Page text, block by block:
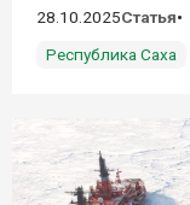
28.10.2025Статья
Республика Саха